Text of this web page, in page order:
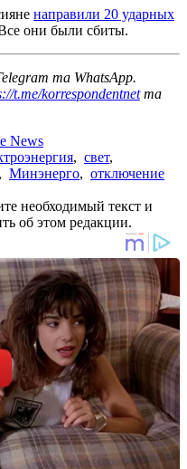
направили 20 ударных
они были сбиты.
та WhatsApp.
t.me/korrespondentnetта
News
, свет,
, Минэнерго, отключение
необходимый текст и
об этом редакции.